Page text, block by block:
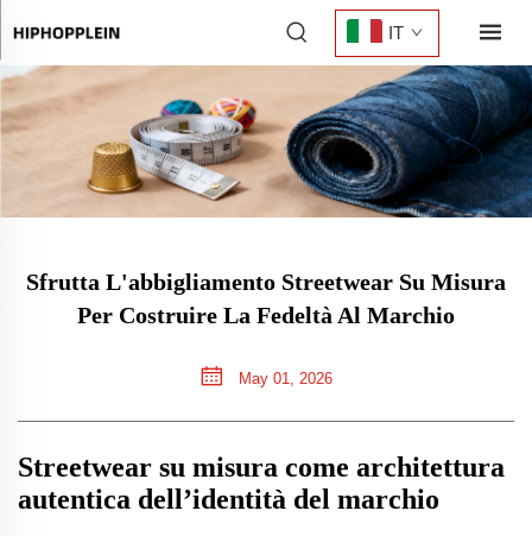
IT
Sfrutta L'abbigliamento Streetwear Su Misura
Per Costruire La Fedeltà Al Marchio
May 01, 2026
Streetwear su misura come architettura
autentica dell’identità del marchio